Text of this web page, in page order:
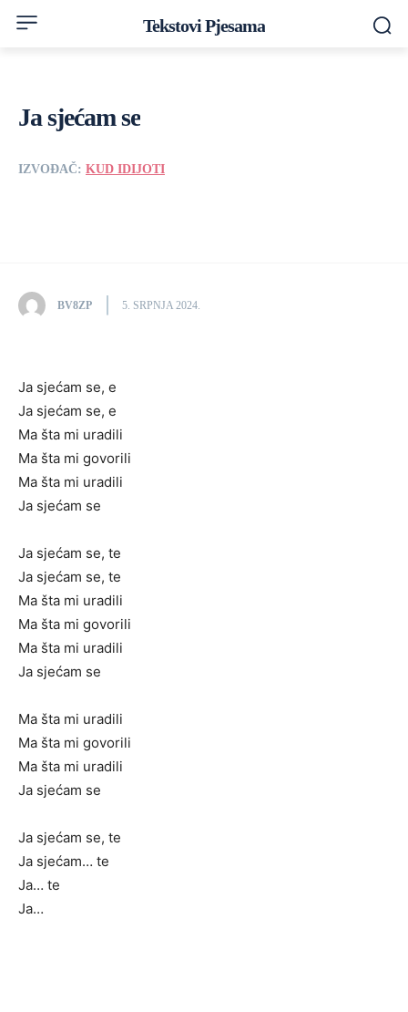
Tekstovi Pjesama
Ja sjećam se
IZVOĐAČ: KUD IDIJOTI
BV8ZP 5. SRPNJA 2024.
Ja sjećam se, e
Ja sjećam se, e
Ma šta mi uradili
Ma šta mi govorili
Ma šta mi uradili
Ja sjećam se
Ja sjećam se, te
Ja sjećam se, te
Ma šta mi uradili
Ma šta mi govorili
Ma šta mi uradili
Ja sjećam se
Ma šta mi uradili
Ma šta mi govorili
Ma šta mi uradili
Ja sjećam se
Ja sjećam se, te
Ja sjećam… te
Ja… te
Ja…